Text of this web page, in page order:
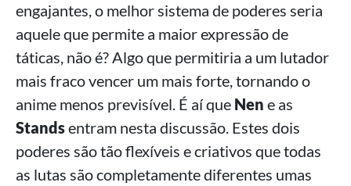
engajantes, o melhor sistema de poderes seria
aquele que permite a maior expressão de
táticas, não é? Algo que permitiria a um lutador
mais fraco vencer um mais forte, tornando o
anime menos previsível. É aí que Nen e as
Standsentram nesta discussão. Estes dois
poderes são tão flexíveis e criativos que todas
as lutas são completamente diferentes umas